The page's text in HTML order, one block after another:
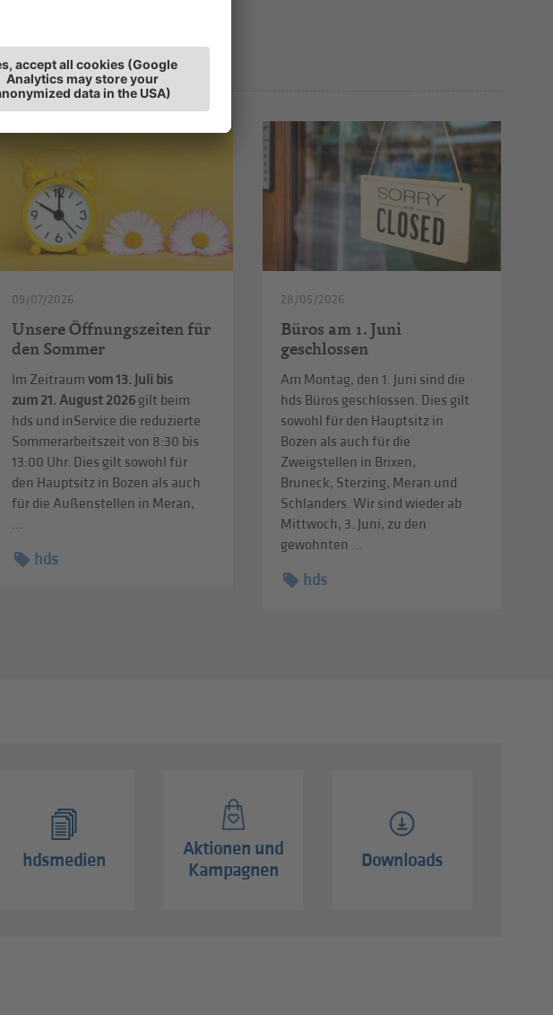
09/07/2026
Unsere Öffnungszeiten für
den Sommer
Im Zeitraumvom 13. Juli bis
zum 21. August 2026 gilt beim
hds und inService die reduzierte
Sommerarbeitszeit von 8:30 bis
13:00 Uhr. Dies gilt sowohl für
den Hauptsitz in Bozen als auch
für die Außenstellen in Meran,
...
hds
28/05/2026
Büros am 1. Juni
geschlossen
Am Montag, den 1. Juni sind die
hds Büros geschlossen. Dies gilt
sowohl für den Hauptsitz in
Bozen als auch für die
Zweigstellen in Brixen,
Bruneck, Sterzing, Meran und
Schlanders. Wir sind wieder ab
Mittwoch, 3. Juni, zu den
gewohnten ...
hds
hdsmedien
Aktionen und
Kampagnen
Downloads